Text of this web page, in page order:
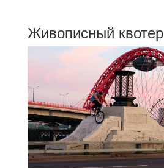
Живописный квотер